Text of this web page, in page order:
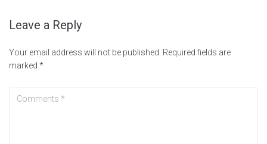
Leave a Reply
Your email address will not be published. Required fields are
marked *